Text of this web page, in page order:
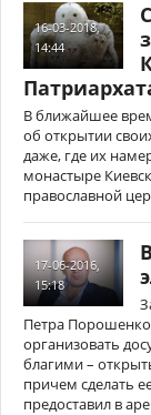
16-03-2018,
14:44
В ближайшее
об открытии
даже, где их
монастыре
православной
17-06-2016,
15:18
Петра
организовать
благими –
причем сделать
предоставил в